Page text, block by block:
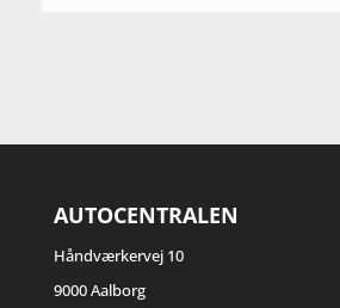
AUTOCENTRALEN
Håndværkervej 10
9000 Aalborg